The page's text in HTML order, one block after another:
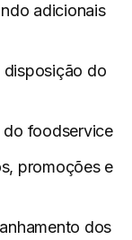
adicionais
disposição do
do foodservice
promoções e
dos